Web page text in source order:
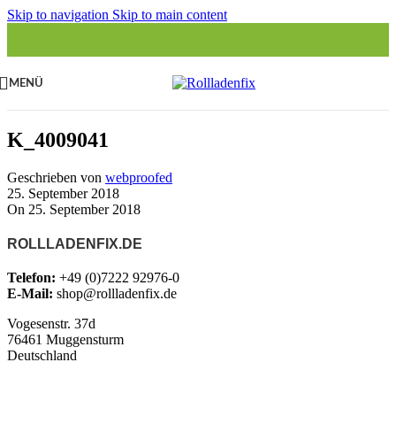
Skip to navigation Skip to main content
MENÜ
K_4009041
Geschrieben von webproofed
25. September 2018
On 25. September 2018
ROLLLADENFIX.DE
Telefon: +49 (0)7222 92976-0
E-Mail: shop@rollladenfix.de
Vogesenstr. 37d
76461 Muggensturm
Deutschland